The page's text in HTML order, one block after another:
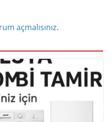
açmalısınız.